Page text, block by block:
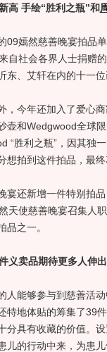
手绘“胜利之瓶”和
嫣然慈善晚宴拍品单
自社会各界人士捐赠
东、艾轩在内的十一
今年还加入了爱心商
壶和Wedgwood全球
“胜利之瓶”，因其独
想拍到这件拍品，最终
还新增一件特别拍品
天使慈善晚宴召集人
品之一。
卖品期待更多人伸出
能够参与到慈善活动
特地体贴的筹集了39
分具有收藏的价值。
儿的行动中来，为患儿